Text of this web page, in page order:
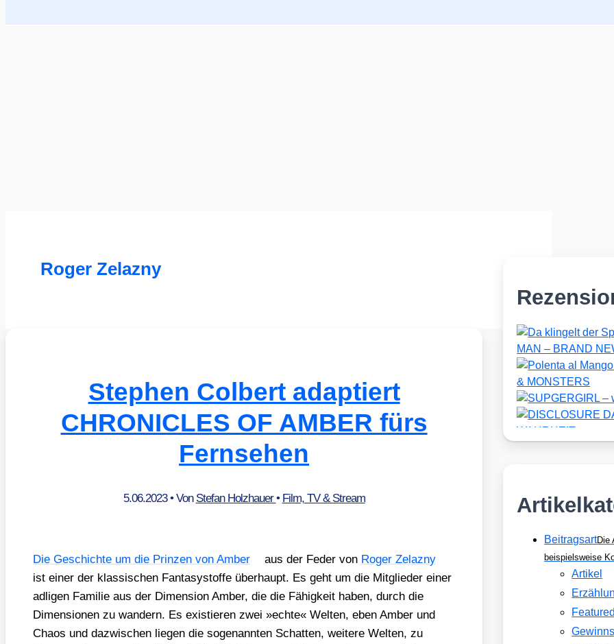
Roger Zelazny
Stephen Colbert adaptiert
CHRONICLES OF AMBER fürs
Fernsehen
5.06.2023• Von Stefan Holzhauer• Film, TV & Stream
Die Geschich­te um die Prin­zen von Amber aus der Feder von Roger Zelaz­ny
ist einer der klas­si­schen Fan­ta­sy­stof­fe über­haupt. Es geht um die Mit­glie­der einer
adli­gen Fami­lie aus der Dimen­si­on Amber, die die Fähig­keit haben, durch die
Dimen­sio­nen zu wan­dern. Es exis­tie­ren zwei »ech­te« Wel­ten, eben Amber und
Cha­os und dazwi­schen lie­gen die soge­nann­ten Schat­ten, wei­te­re Wel­ten, zu
BeitragsartDie
beispielsweise
Artikel